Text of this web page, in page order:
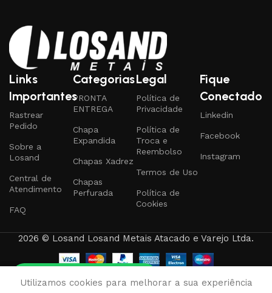
Links
Importantes
Rastrear
Pedido
Sobre a
Losand
Central de
Atendimento
FAQ
Categorias
PRONTA
ENTREGA
Chapa
Expandida
Chapas Xadrez
Chapas
Perfurada
Legal
Política de
Privacidade
Política de
Troca e
Reembolso
Termos de Uso
Política de
Cookies
Fique
Conectado
Linkedin
Facebook
Instagram
2026 © Losand Losand Metais Atacado e Varejo Ltda.
Utilizamos cookies para melhorar a sua experiência